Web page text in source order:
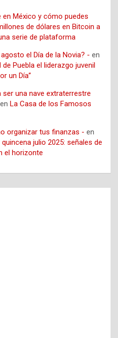
en México y cómo puedes
de dólares en Bitcoin a
serie de plataforma
el Día de la Novia? - en
Puebla el liderazgo juvenil
un Día”
una nave extraterrestre
en La Casa de los Famosos
organizar tus finanzas - en
julio 2025: señales de
el horizonte